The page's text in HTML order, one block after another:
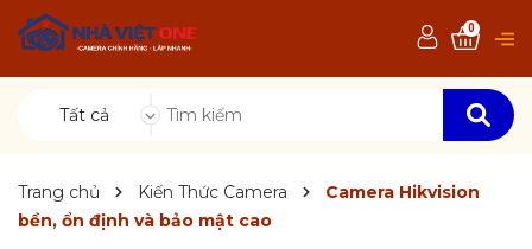
Tất cả
0
Trang chủ Kiến Thức Camera
Camera Hikvision
bền, ổn định và bảo mật cao